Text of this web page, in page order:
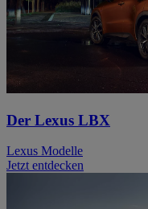
Der Lexus LBX
Lexus Modelle
Jetzt entdecken